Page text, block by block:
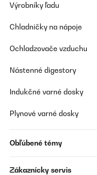
Výrobníky ľadu
Chladničky na nápoje
Ochladzovače vzduchu
Nástenné digestory
Indukčné varné dosky
Plynové varné dosky
Obľúbené témy
Zákaznícky servis